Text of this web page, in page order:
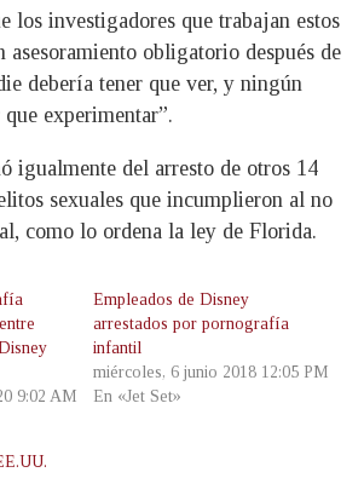
los investigadores que trabajan estos
asesoramiento obligatorio después de
debería tener que ver, y ningún
experimentar”.
igualmente del arresto de otros 14
sexuales que incumplieron al no
como lo ordena la ley de Florida.
9:02 AM
Empleados de Disney
arrestados por pornografía
infantil
miércoles, 6 junio 2018 12:05 PM
En «Jet Set»